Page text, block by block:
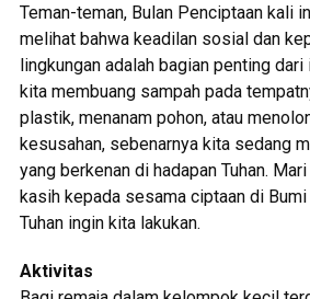
Teman-teman, Bulan Penciptaan kali
melihat bahwa keadilan sosial dan
lingkungan adalah bagian penting
kita membuang sampah pada
plastik, menanam pohon, atau
kesusahan, sebenarnya kita sedang
yang berkenan di hadapan Tuhan.
kasih kepada sesama ciptaan di
Tuhan ingin kita lakukan.
Aktivitas